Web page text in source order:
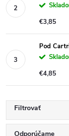
€3,85
Pod
€4,85
Filtrovať
Odporúčame